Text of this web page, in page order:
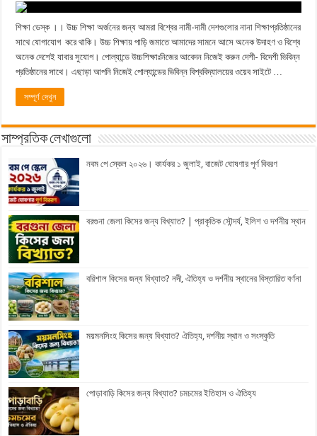
শিক্ষা ডেস্ক ।। উচ্চ শিক্ষা অর্জনের জন্য আমরা বিশ্বের নামী-দামী দেশগুলোর নানা শিক্ষাপ্রতিষ্ঠানের
সাথে যোগাযোগ করে থাকি। উচ্চ শিক্ষায় পাড়ি জমাতে আমাদের সামনে আসে অনেক উদাহণ ও বিশ্বে
অনেক দেশেই যাবার সুযোগ। পোল্যান্ডে উচ্চশিক্ষাঃনিজের আবেদন নিজেই করুন দেশী- বিদেশী ভিবিন্ন
প্রতিষ্ঠানের সাথে। এছাড়া আপনি নিজেই পোল্যান্ডের ভিবিন্ন বিশ্ববিদ্যালয়ের ওয়েব সাইটে …
সম্পূর্ণ দেখুন
সাম্প্রতিক লেখাগুলো
নবম পে স্কেল ২০২৬। কার্যকর ১ জুলাই, বাজেট ঘোষণার পূর্ণ বিবরণ
বরগুনা জেলা কিসের জন্য বিখ্যাত? | প্রাকৃতিক সৌন্দর্য, ইলিশ ও দর্শনীয় স্থান
বরিশাল কিসের জন্য বিখ্যাত? নদী, ঐতিহ্য ও দর্শনীয় স্থানের বিস্তারিত বর্ণনা
ময়মনসিংহ কিসের জন্য বিখ্যাত? ঐতিহ্য, দর্শনীয় স্থান ও সংস্কৃতি
পোড়াবাড়ি কিসের জন্য বিখ্যাত? চমচমের ইতিহাস ও ঐতিহ্য